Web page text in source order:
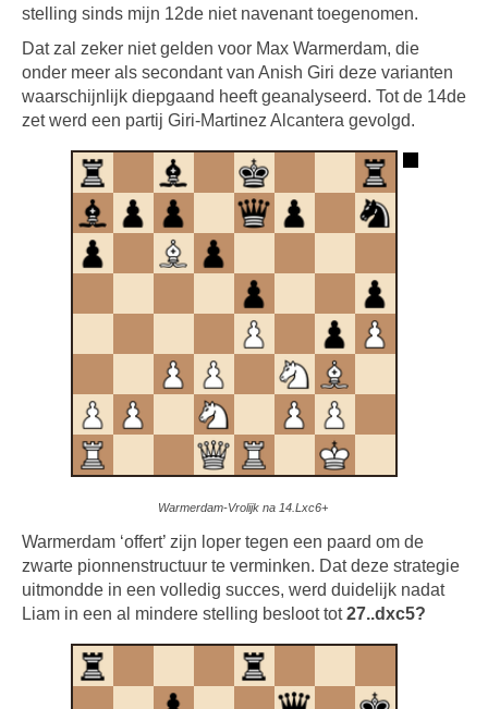
stelling sinds mijn 12de niet navenant toegenomen.
Dat zal zeker niet gelden voor Max Warmerdam, die
onder meer als secondant van Anish Giri deze varianten
waarschijnlijk diepgaand heeft geanalyseerd. Tot de 14de
zet werd een partij Giri-Martinez Alcantera gevolgd.
Warmerdam-Vrolijk na 14.Lxc6+
Warmerdam ‘offert’ zijn loper tegen een paard om de
zwarte pionnenstructuur te verminken. Dat deze strategie
uitmondde in een volledig succes, werd duidelijk nadat
Liam in een al mindere stelling besloot tot27..dxc5?